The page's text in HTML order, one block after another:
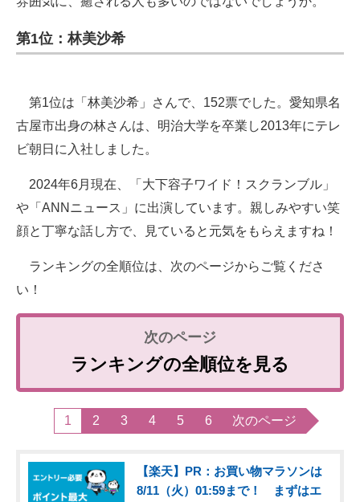
第1位：林美沙希
第1位は「林美沙希」さんで、152票でした。愛知県名
古屋市出身の林さんは、明治大学を卒業し2013年にテレ
ビ朝日に入社しました。
2024年6月現在、「大下容子ワイド！スクランブル」
や「ANNニュース」に出演しています。親しみやすい笑
顔と丁寧な話し方で、見ていると元気をもらえますね！
ランキングの全順位は、次のページからご覧くださ
い！
ランキングの全順位を見る
1 2 3 4 5 6 次のページ
【楽天】PR：お買い物マラソンは
8/11（火）01:59まで！ まずはエ